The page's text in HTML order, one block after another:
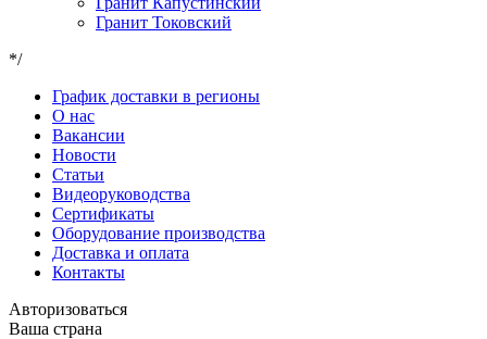
Гранит Токовский
*/
График доставки в регионы
О нас
Вакансии
Новости
Статьи
Видеоруководства
Сертификаты
Оборудование производства
Доставка и оплата
Контакты
Авторизоваться
Ваша страна